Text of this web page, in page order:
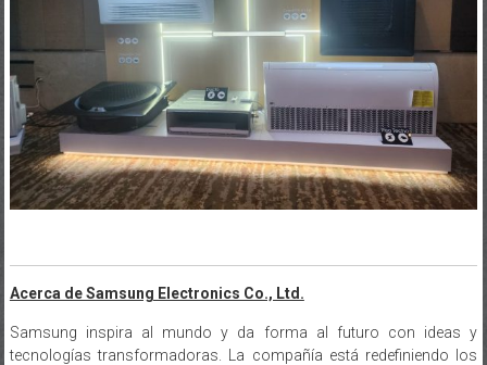
Acerca de Samsung Electronics Co., Ltd.
tecnologías transformadoras. La compañía está redefiniendo los
mundos de los televisores, teléfonos inteligentes, dispositivos